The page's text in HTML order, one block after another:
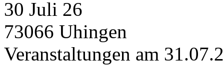
30 Juli 26
73066 Uhingen
Veranstaltungen am